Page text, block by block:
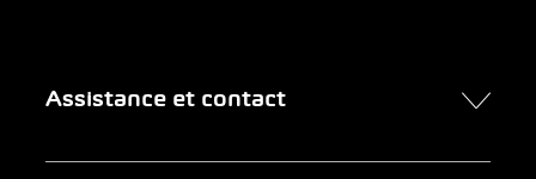
Assistance et contact